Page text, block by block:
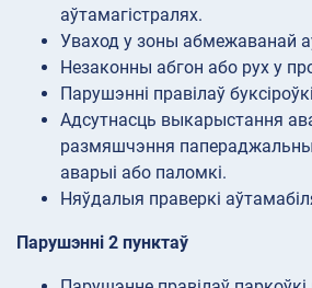
аўтамагістралях.
Уваход у зоны абмежаванай
Незаконны абгон або рух у
Парушэнні правілаў
Адсутнасць выкарыстання
размяшчэння
аварыі або паломкі.
Няўдалыя праверкі
Парушэнні 2 пунктаў